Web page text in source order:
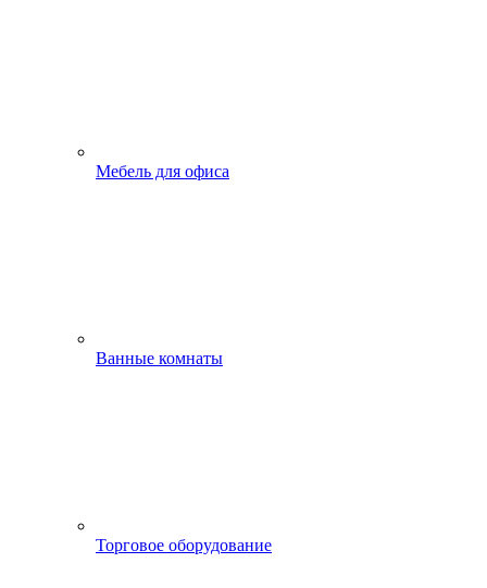
Мебель для офиса
Ванные комнаты
Торговое оборудование